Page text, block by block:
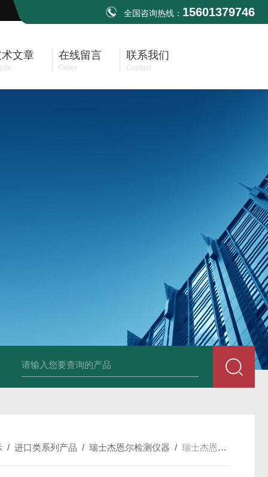
全国咨询热线： 15601379746
文章 在线留言
Order
联系我们
Contact
中深浅层地源热泵空调系统运行故障诊断修复 冷暖双
/进口类系列产品 /瑞士杰恩尔检测仪器 /瑞士杰恩尔zehntner ZGR2020-2023双刻度精密细度计